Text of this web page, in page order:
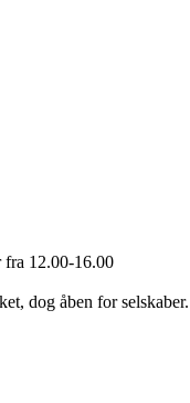
fra 12.00-16.00
dog åben for